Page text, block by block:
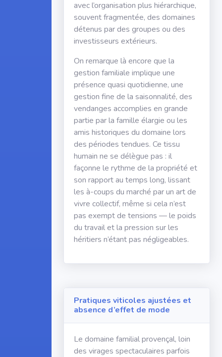
avec l’organisation plus hiérarchique,
souvent fragmentée, des domaines
détenus par des groupes ou des
investisseurs extérieurs.
On remarque là encore que la
gestion familiale implique une
présence quasi quotidienne, une
gestion fine de la saisonnalité, des
vendanges accomplies en grande
partie par la famille élargie ou les
amis historiques du domaine lors
des périodes tendues. Ce tissu
humain ne se délègue pas : il
façonne le rythme de la propriété et
son rapport au temps long, lissant
les à-coups du marché par un art de
vivre collectif, même si cela n’est
pas exempt de tensions — le poids
du travail et la pression sur les
héritiers n’étant pas négligeables.
Pratiques viticoles ajustées et
absence d’effet de mode
Le domaine familial provençal, loin
des virages spectaculaires parfois